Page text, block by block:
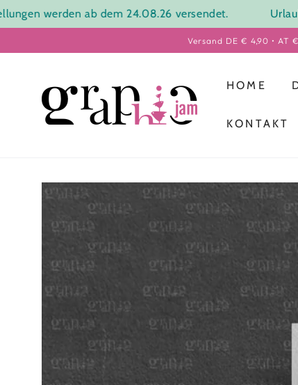
werden ab dem 24.08.26 versendet. Urlaub -
Versand DE € 4,90 • AT
HOME
KONTAKT